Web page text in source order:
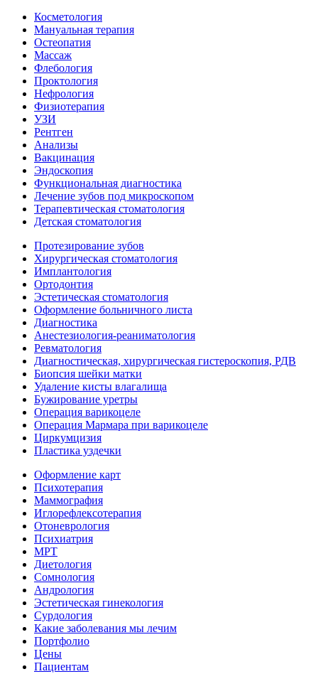
Косметология
Мануальная терапия
Остеопатия
Массаж
Флебология
Проктология
Нефрология
Физиотерапия
УЗИ
Рентген
Анализы
Вакцинация
Эндоскопия
Функциональная диагностика
Лечение зубов под микроскопом
Терапевтическая стоматология
Детская стоматология
Протезирование зубов
Хирургическая стоматология
Имплантология
Ортодонтия
Эстетическая стоматология
Оформление больничного листа
Диагностика
Анестезиология-реаниматология
Ревматология
Диагностическая, хирургическая гистероскопия, РДВ
Биопсия шейки матки
Удаление кисты влагалища
Бужирование уретры
Операция варикоцеле
Операция Мармара при варикоцеле
Циркумцизия
Пластика уздечки
Оформление карт
Психотерапия
Маммография
Иглорефлексотерапия
Отоневрология
Психиатрия
МРТ
Диетология
Сомнология
Андрология
Эстетическая гинекология
Сурдология
Какие заболевания мы лечим
Портфолио
Цены
Пациентам